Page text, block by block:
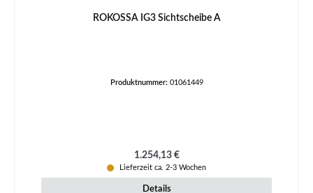
ROKOSSA IG3 Sichtscheibe A
Produktnummer: 01061449
Regulärer Preis:
1.254,13 €
Lieferzeit ca. 2-3 Wochen
Details